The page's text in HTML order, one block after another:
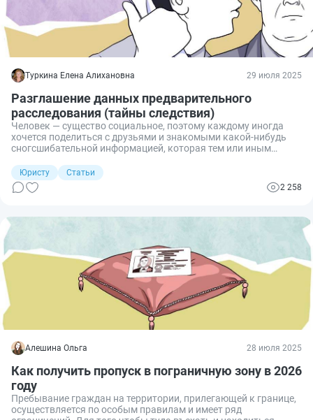
Туркина Елена Алихановна 29 июля 2025
Разглашение данных предварительного
расследования (тайны следствия)
Человек — существо социальное, поэтому каждому иногда
хочется поделиться с друзьями и знакомыми какой-нибудь
сногсшибательной информацией, которая тем или иным
причастны к расследованию преступления (например, были
приглашены в качестве понятого)? Можно ли поделиться с
близкими подробностями, которые стали вам известны в
тайне следствия?
Юристу
Статьи
2 258
Алешина Ольга 28 июля 2025
Как получить пропуск в пограничную зону в 2026
году
Пребывание граждан на территории, прилегающей к границе,
осуществляется по особым правилам и имеет ряд